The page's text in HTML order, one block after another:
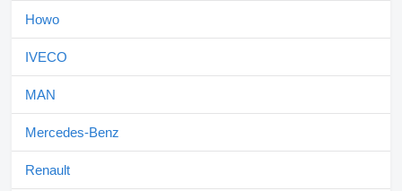
Howo
IVECO
MAN
Mercedes-Benz
Renault